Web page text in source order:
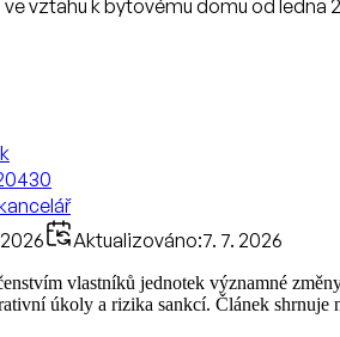
vztahu k bytovému domu od ledna
Aktualizováno:7. 7. 2026
vlastníků jednotek významné
úkoly a rizika sankcí. Článek